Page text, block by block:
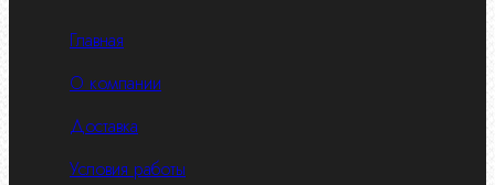
Главная
О компании
Доставка
Условия работы